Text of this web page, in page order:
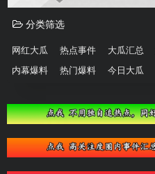
分类筛选
网红大瓜 热点事件 大瓜汇总
内幕爆料 热门爆料 今日大瓜